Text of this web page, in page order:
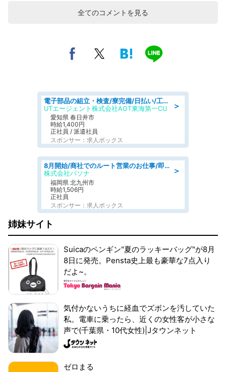
全てのコメントを見る
＞
電子部品の組立・検査/寮完備/日払い/工場・製造
UTエージェント株式会社AGT東海第一CU
愛知県 春日井市
時給1,400円
正社員 / 派遣社員
スポンサー：求人ボックス
＞
8月開始/商社でのルート営業のお仕事/即日勤務可/車通勤可/営業
株式会社パソナ
福岡県 北九州市
時給1,506円
正社員
スポンサー：求人ボックス
姉妹サイト
Suicaのペンギン"夏のラッキーバッグ"が8月
8日に発売。Pensta史上最も豪華な7点入り
だよ~。
気付かないうちに経血でズボンを汚していた
私。電車に乗ったら、近くの女性客が小さな
声で(千葉県・10代女性)|Jタウンネット
ゼロまる